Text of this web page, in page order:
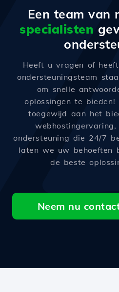
Een team van
specialisten
Heeft u vragen of
ondersteuningsteam
om snelle
oplossingen te
toegewijd aan het
ondersteuning die 24/7
laten we uw behoeften
de beste
Neem nu